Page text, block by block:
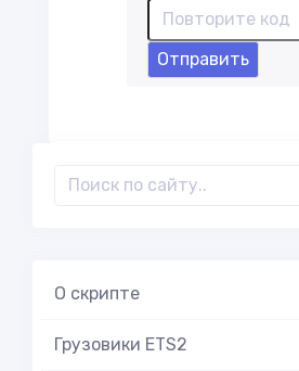
Отправить
О скрипте
Грузовики ETS2